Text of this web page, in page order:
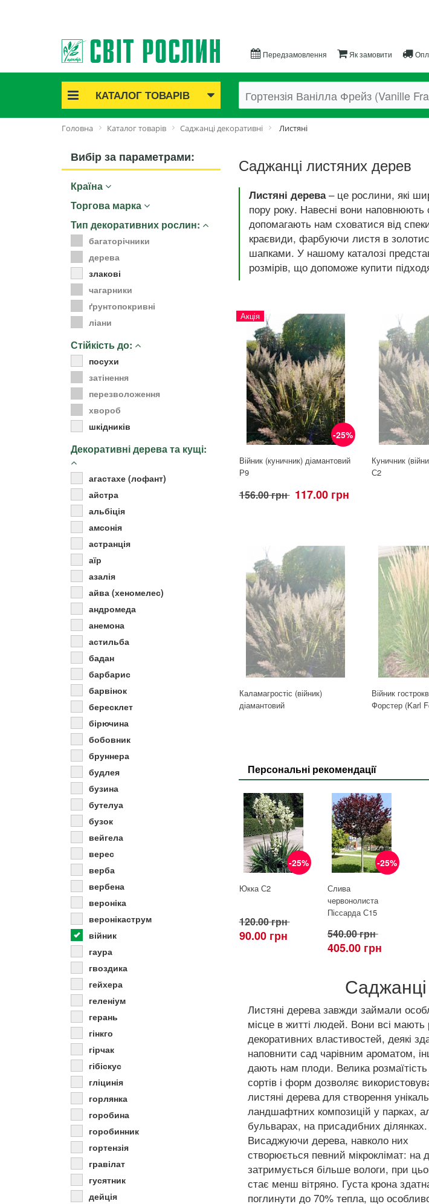
Передзамовлення Як замовити
КАТАЛОГ ТОВАРІВ
Акційні товари
Cаджанці троянд
Саджанці плодово-ягідні
Цибуля та часник
Виноробство
Бджільництво
Садові фігури
Міцелій грибів
Товари для дому
Теплиці і покривний матеріал
Цибулинні і бульби
Головна Каталог товарів Саджанці декоративні Листяні
Вибір за параметрами:
Країна
Торгова марка
Тип декоративних рослин:
багаторічники
дерева
злакові
чагарники
ґрунтопокривні
ліани
Стійкість до:
посухи
затінення
перезволоження
хвороб
шкідників
Декоративні дерева та кущі:
агастахе (лофант)
айстра
альбіція
амсонія
астранція
аїр
азалія
айва (хеномелес)
андромеда
анемона
астильба
бадан
барбарис
барвінок
бересклет
бірючина
бобовник
бруннера
будлея
бузина
бутелуа
бузок
вейгела
верес
верба
вербена
вероніка
веронікаструм
війник
гаура
гвоздика
гейхера
геленіум
герань
гінкго
гірчак
гібіскус
гліцинія
горлянка
горобина
горобинник
гортензія
гравілат
гусятник
дейція
Саджанці листяних дерев
Листяні дерева– це рослини, які
пору року. Навесні вони
допомагають нам сховатися від
краєвиди, фарбуючи листя в
шапками. У нашому каталозі
розмірів, що допоможе купити
-25%
Акція
Війник (куничник) діамантовий
Р9
156.00 грн 117.00 грн
Куничник
С2
Каламагростіс (війник)
діамантовий
Війник
Форстер (Karl
Персональні рекомендації
-25%
Юкка С2
120.00 грн
90.00 грн
-25%
Слива
червонолиста
Піссарда С15
540.00 грн
405.00 грн
Саджанці
Листяні дерева завжди займали
місце в житті людей. Вони всі мають
декоративних властивостей, деякі
наповнити сад чарівним ароматом,
дають нам плоди. Велика розмаїтість
сортів і форм дозволяє
листяні дерева для створення
ландшафтних композицій у парках,
бульварах, на присадибних ділянках.
Висаджуючи дерева, навколо них
створюється певний мікроклімат: на
затримується більше вологи, при
стає менш вітряно. Густа крона
поглинути до 70% тепла, що